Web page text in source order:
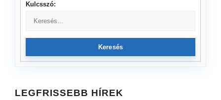
Kulcsszó:
Keresés
LEGFRISSEBB HÍREK